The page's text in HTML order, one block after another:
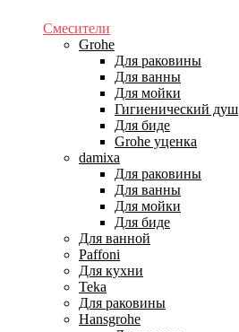
Смесители
Grohe
Для раковины
Для ванны
Для мойки
Гигиенический душ
Для биде
Grohe уценка
damixa
Для раковины
Для ванны
Для мойки
Для биде
Для ванной
Paffoni
Для кухни
Teka
Для раковины
Hansgrohe